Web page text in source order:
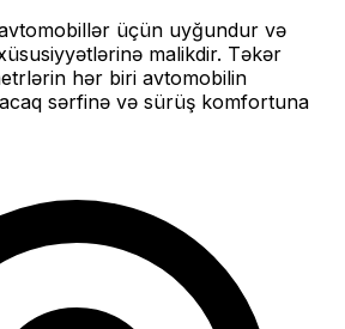
üçün uyğundur və
malikdir. Təkər
hər biri avtomobilin
sərfinə və sürüş komfortuna